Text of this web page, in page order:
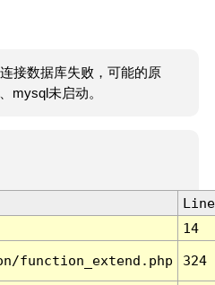
接数据库失败，可能的原
mysql未启动。
Line
14
function_extend.php 324